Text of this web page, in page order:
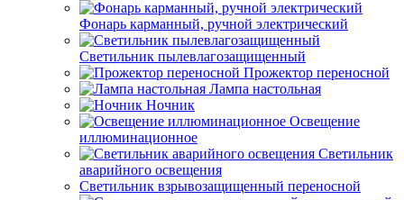
Фонарь карманный, ручной электрический
Светильник пылевлагозащищенный
Прожектор переносной
Лампа настольная
Ночник
Освещение
иллюминационное
Светильник
аварийного освещения
Светильник взрывозащищенный переносной